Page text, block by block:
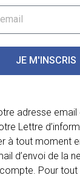
JE M'INSCRIS
adresse
Lettre
à tout moment
d’envoi de la
Pour tout